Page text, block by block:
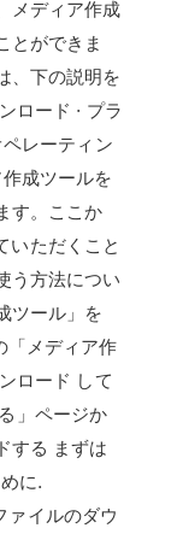
メディア作成
とができま
、下の説明を
ロード · プラ
レーティン
成ツールを
す。ここか
いただくこと
う方法につい
ツール」を
「メディア作
ロード して
」ページか
する まずは
に.
イルのダウ